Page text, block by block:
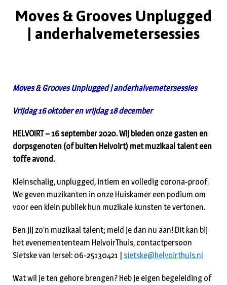
Moves & Grooves Unplugged
| anderhalvemetersessies
Moves & Grooves Unplugged | anderhalvemetersessies
Vrijdag 16 oktober en vrijdag 18 december
HELVOIRT – 16 september 2020. Wij bieden onze gasten en
dorpsgenoten (of buiten Helvoirt) met muzikaal talent een
toffe avond.
Kleinschalig, unplugged, intiem en volledig corona-proof.
We geven muzikanten in onze Huiskamer een podium om
voor een klein publiek hun muzikale kunsten te vertonen.
Ben jij zo’n muzikaal talent; meld je dan nu aan! Dit kan bij
het evenemententeam HelvoirThuis, contactpersoon
Sietske van Iersel: 06-25130421 | sietske@helvoirthuis.nl
Wat wil je ten gehore brengen? Heb je eigen begeleiding of